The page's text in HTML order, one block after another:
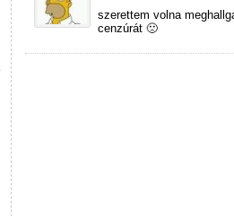
szerettem volna
cenzúrát 🙁